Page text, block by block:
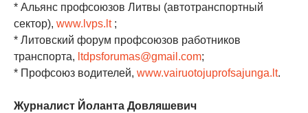
* Альянс профсоюзов Литвы (автотранспортный
сектор), www.lvps.lt;
* Литовский форум профсоюзов работников
транспорта, ltdpsforumas@gmail.com;
* Профсоюз водителей, www.vairuotojuprofsajunga.lt.
Журналист Йоланта Довляшевич